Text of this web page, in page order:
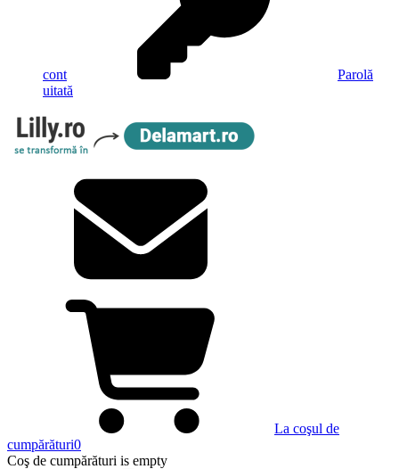
cont
Parolă
uitată
La coşul de
cumpărături0
Coş de cumpărături is empty